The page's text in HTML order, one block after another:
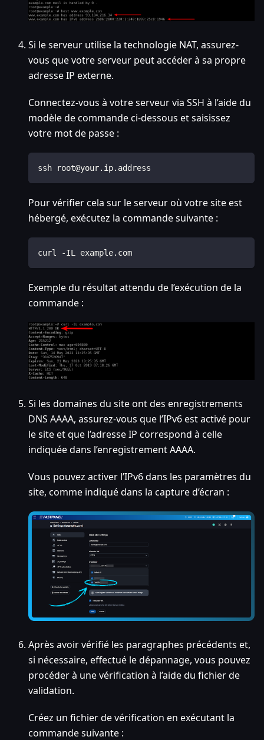
Si le serveur utilise la technologie NAT, assurez-
vous que votre serveur peut accéder à sa propre
adresse IP externe.
Connectez-vous à votre serveur via SSH à l’aide du
modèle de commande ci-dessous et saisissez
votre mot de passe :
ssh root@your.ip.address
Pour vérifier cela sur le serveur où votre site est
hébergé, exécutez la commande suivante :
curl -IL example.com
Exemple du résultat attendu de l’exécution de la
commande :
Si les domaines du site ont des enregistrements
DNS AAAA, assurez-vous que l’IPv6 est activé pour
le site et que l’adresse IP correspond à celle
indiquée dans l’enregistrement AAAA.
Vous pouvez activer l’IPv6 dans les paramètres du
site, comme indiqué dans la capture d’écran :
Après avoir vérifié les paragraphes précédents et,
si nécessaire, effectué le dépannage, vous pouvez
procéder à une vérification à l’aide du fichier de
validation.
Créez un fichier de vérification en exécutant la
commande suivante :